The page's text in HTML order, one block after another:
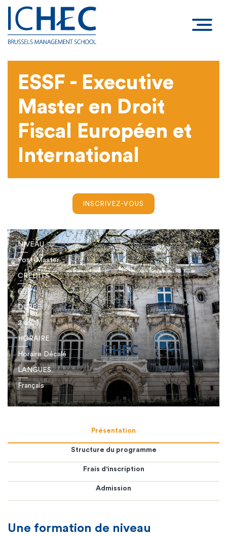
ESSF - Executive
Master en Droit
Fiscal Européen et
International
INSCRIVEZ-VOUS
NIVEAU
Post-Master
CRÉDITS
60
DURÉE
2 an(s)
HORAIRE
Horaire Décalé
LANGUES
Français
Présentation
Structure du programme
Frais d'inscription
Admission
Une formation de niveau